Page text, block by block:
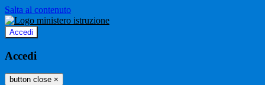
Salta al contenuto
Accedi
Accedi
button close ×